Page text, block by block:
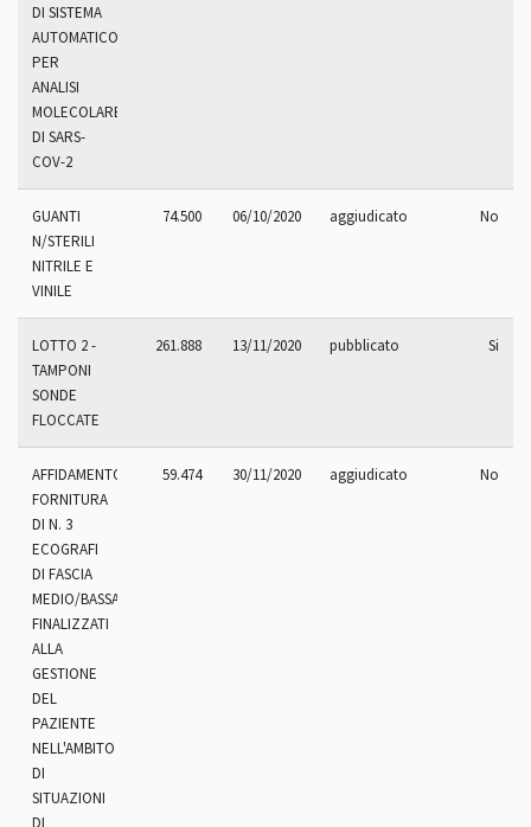
DI SISTEMA
AUTOMATICO
PER
ANALISI
MOLECOLARE
DI SARS-
COV-2
GUANTI
N/STERILI
NITRILE E
VINILE
74.500 06/10/2020 aggiudicato No
LOTTO 2 -
TAMPONI
SONDE
FLOCCATE
261.888 13/11/2020 pubblicato Si
AFFIDAMENTO
FORNITURA
DI N. 3
ECOGRAFI
DI FASCIA
MEDIO/BASSA
FINALIZZATI
ALLA
GESTIONE
DEL
PAZIENTE
NELL'AMBITO
DI
SITUAZIONI
DI
59.474 30/11/2020 aggiudicato No